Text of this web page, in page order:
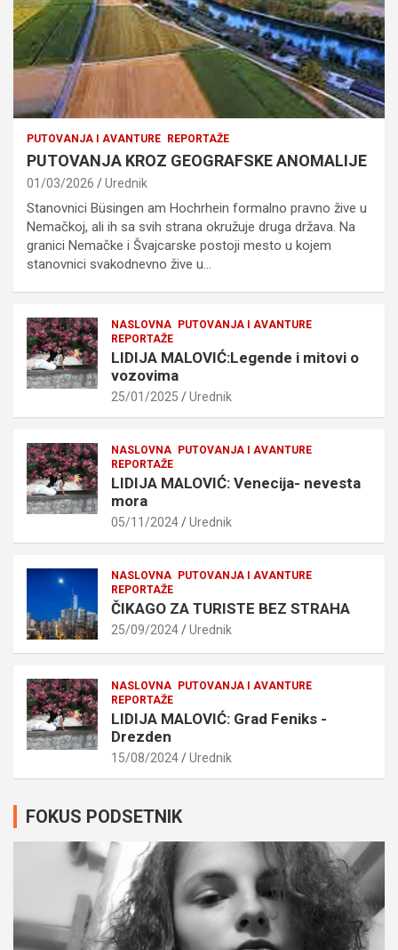
PUTOVANJA I AVANTURE REPORTAŽE
PUTOVANJA KROZ GEOGRAFSKE ANOMALIJE
01/03/2026 Urednik
Stanovnici Büsingen am Hochrhein formalno pravno žive u
Nemačkoj, ali ih sa svih strana okružuje druga država. Na
granici Nemačke i Švajcarske postoji mesto u kojem
stanovnici svakodnevno žive u…
NASLOVNA
PUTOVANJA I AVANTURE
REPORTAŽE
LIDIJA MALOVIĆ:Legende i mitovi o
vozovima
25/01/2025 Urednik
NASLOVNA
PUTOVANJA I AVANTURE
REPORTAŽE
LIDIJA MALOVIĆ: Venecija- nevesta
mora
05/11/2024 Urednik
NASLOVNA
PUTOVANJA I AVANTURE
REPORTAŽE
ČIKAGO ZA TURISTE BEZ STRAHA
25/09/2024 Urednik
NASLOVNA
PUTOVANJA I AVANTURE
REPORTAŽE
LIDIJA MALOVIĆ: Grad Feniks -
Drezden
15/08/2024 Urednik
FOKUS PODSETNIK